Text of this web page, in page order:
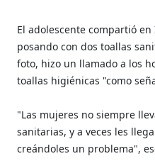
El adolescente compartió
posando con dos toallas
foto, hizo un llamado a los
toallas higiénicas "como
"Las mujeres no siempre
sanitarias, y a veces les
creándoles un problema",